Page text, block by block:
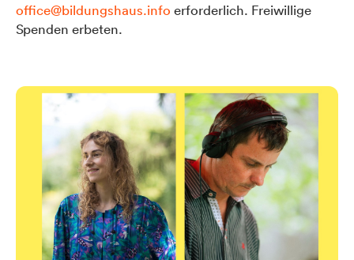
office@bildungshaus.info erforderlich. Freiwillige
Spenden erbeten.